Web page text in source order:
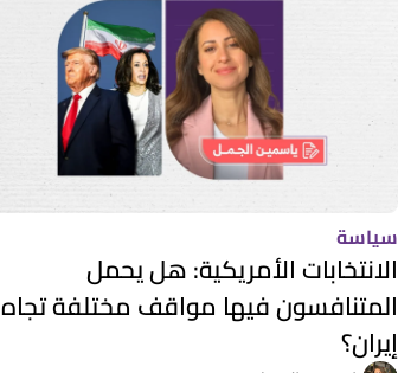
سياسة
الانتخابات الأمريكية: هل يحمل
المتنافسون فيها مواقف مختلفة تجاه
إيران؟